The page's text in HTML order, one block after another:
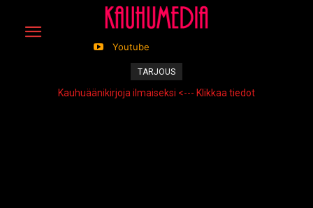
Youtube
TARJOUS
Kauhuäänikirjoja ilmaiseksi <--- Klikkaa tiedot